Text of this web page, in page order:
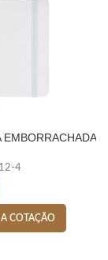
EMBORRACHADA
4
COTAÇÃO